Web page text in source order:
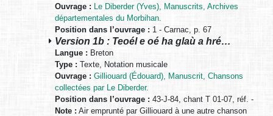
Ouvrage : Le Diberder (Yves), Manuscrits, Archives
départementales du Morbihan.
Position dans l’ouvrage : 1 - Carnac, p. 67
Version 1b : Teoél e oé ha glaù a hré…
Langue : Breton
Type : Texte, Notation musicale
Ouvrage : Gilliouard (Édouard), Manuscrit, Chansons
collectées par Le Diberder.
Position dans l’ouvrage : 43-J-84, chant T 01-07, réf. -
Note : Air emprunté par Gilliouard à une autre chanson